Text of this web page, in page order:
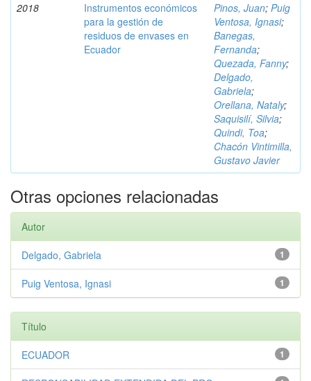
2018
Instrumentos económicos
para la gestión de
residuos de envases en
Ecuador
Pinos, Juan; Puig
Ventosa, Ignasi;
Banegas,
Fernanda;
Quezada, Fanny;
Delgado,
Gabriela;
Orellana, Nataly;
Saquisilí, Silvia;
Quindi, Toa;
Chacón Vintimilla,
Gustavo Javier
Otras opciones relacionadas
Autor
1
Delgado, Gabriela
1
Puig Ventosa, Ignasi
Título
1
ECUADOR